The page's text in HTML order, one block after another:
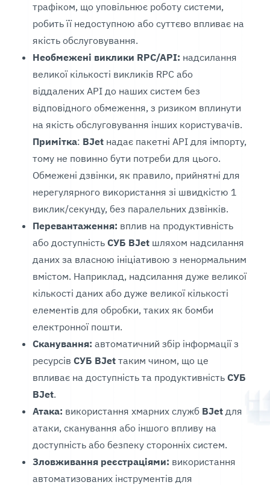
трафіком, що уповільнює роботу системи,
робить її недоступною або суттєво впливає на
якість обслуговування.
Необмежені виклики RPC/API: надсилання
великої кількості викликів RPC або
віддалених API до наших систем без
відповідного обмеження, з ризиком вплинути
на якість обслуговування інших користувачів.
Примітка: BJet надає пакетні API для імпорту,
тому не повинно бути потреби для цього.
Обмежені дзвінки, як правило, прийнятні для
нерегулярного використання зі швидкістю 1
виклик/секунду, без паралельних дзвінків.
Перевантаження: вплив на продуктивність
або доступністьСУБ BJet шляхом надсилання
даних за власною ініціативою з ненормальним
вмістом. Наприклад, надсилання дуже великої
кількості даних або дуже великої кількості
елементів для обробки, таких як бомби
електронної пошти.
Сканування: автоматичний збір інформації з
ресурсівСУБ BJet таким чином, що це
впливає на доступність та продуктивністьСУБ
BJet.
Атака: використання хмарних служб BJet для
атаки, сканування або іншого впливу на
доступність або безпеку сторонніх систем.
Зловживання реєстраціями: використання
автоматизованих інструментів для